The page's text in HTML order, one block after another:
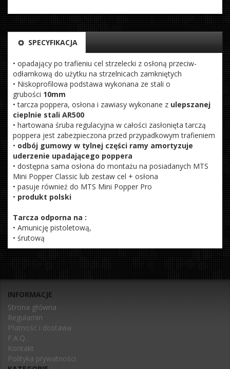
SPECYFIKACJA
• opadający po trafieniu cel strzelecki z osłoną przeciw-
odłamkową do użytku na strzelnicach zamkniętych
• Niskoprofilowa podstawa wykonana ze stali o
grubości 10mm
• tarcza poppera, osłona i zawiasy wykonane z ulepszanej
cieplnie stali AR500
• hartowana śruba regulacyjna w całości zasłonięta tarczą
poppera jest zabezpieczona przed przypadkowym trafieniem
• odbój gumowy w tylnej części ramy amortyzuje
uderzenie upadającego poppera
• dostępna sama osłona do montażu na posiadanych MTS
Mini Popper Classic lub zestaw cel + osłona
• pasuje również do MTS Mini Popper Pro
• produkt polski
Tarcza odporna na :
• Amunicję pistoletową,
• śrutową
INFORMACJE
Strona główna
Regulamin
Płatność i dostawa
F.A.Q.
Kontakt
Polityka prywatności